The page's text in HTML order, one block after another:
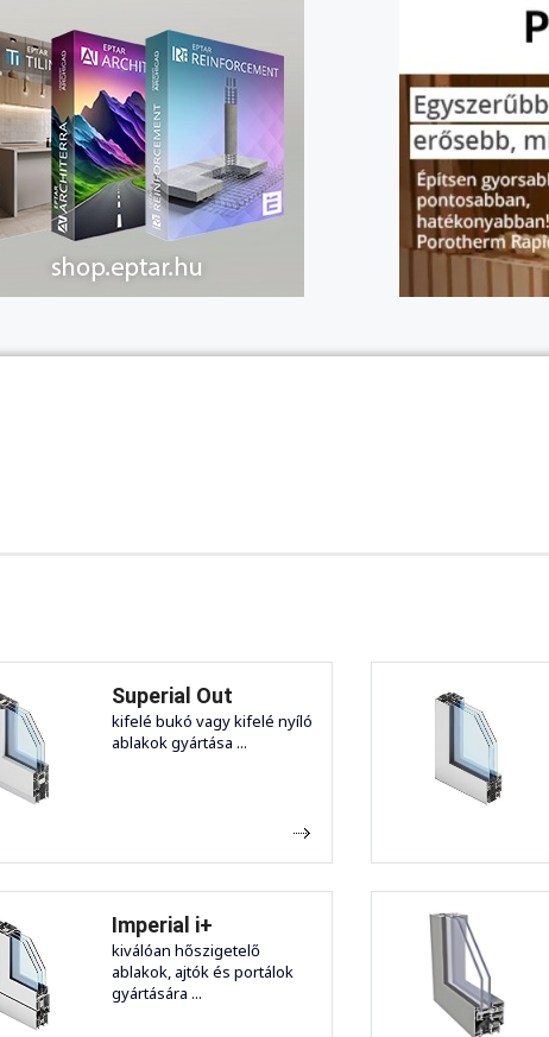
Superial Out
kifelé bukó vagy kifelé nyíló
ablakok gyártása ...
Imperial i+
kiválóan hőszigetelő
ablakok, ajtók és portálok
gyártására ...